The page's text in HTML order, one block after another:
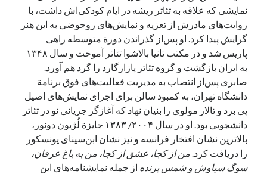
جست‌وجو
نمایشی که علاقه به تئاتر ریشه در ایام کودکی‌اش داشت، با
روایت‌های مادرش از تعزیه و نمایش‌های روحوضی به این هنر
گرایش پیدا کرد. او پس‌از گذراندن دورة متوسطه راهی
پاریس شد و در مکتب تانیا بالاشوا تئاتر آموخت و سال ۱۳۴۸
به ایران بازگشت و گروه تئاتر پازارگارد را گرد هم آورد.
صابری پس‌از انتصاب به مدیریت فعالیت‌های فوق برنامة
دانشگاه تهران،‌ به کمبود سالن‌ برای اجرای نمایش‌های اصیل
پی برد و تالار مولوی را بنیان نهاد که آغازگر جریانی نو در تئاتر
دانشجویی بود. او در سال ۲۰۰۴/ ۱۳۸۳ جایزة لُژیون دونور،
بالاترین نشان افتخار فرانسه و نیز نشان ابن‌سینای یونسکور
را دریافت کرد. من از کجا، عشق از کجا، من به باغ عرفان،
سوگ سیاوش و شمس پرنده از جمله نمایشنامه‌های این